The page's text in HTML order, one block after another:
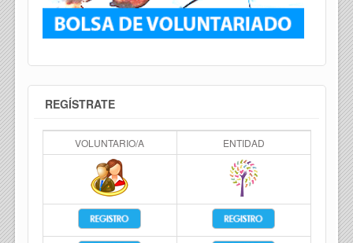
REGÍSTRATE
VOLUNTARIO/A ENTIDAD